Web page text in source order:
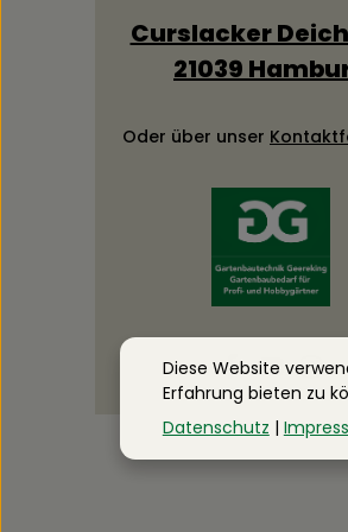
Curslacker
21039
Oder über unser
Diese Website
Erfahrung bieten zu
Datenschutz |